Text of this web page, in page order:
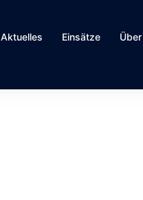
Aktuelles Einsätze